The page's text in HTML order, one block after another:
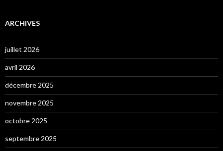
ARCHIVES
juillet 2026
avril 2026
décembre 2025
novembre 2025
octobre 2025
septembre 2025